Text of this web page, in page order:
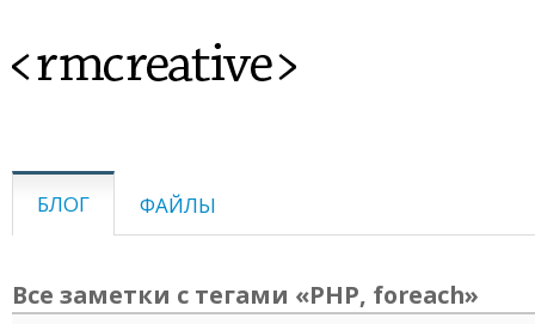
<rmcreative>
БЛОГ ФАЙЛЫ
Все заметки с тегами «PHP, foreach»